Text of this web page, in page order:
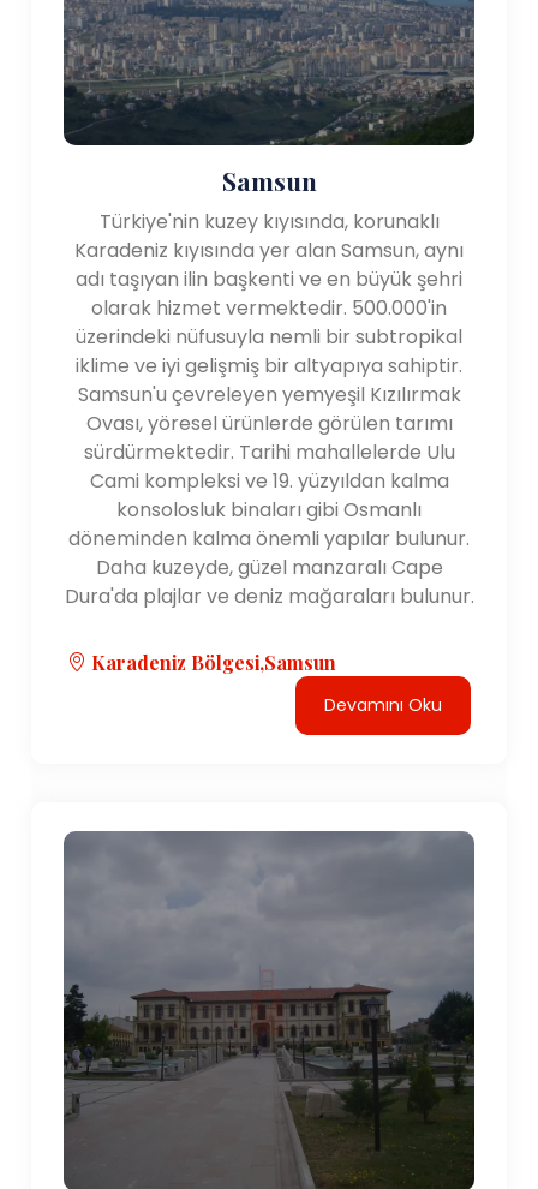
Samsun
Türkiye'nin kuzey kıyısında, korunaklı
Karadeniz kıyısında yer alan Samsun, aynı
adı taşıyan ilin başkenti ve en büyük şehri
olarak hizmet vermektedir. 500.000'in
üzerindeki nüfusuyla nemli bir subtropikal
iklime ve iyi gelişmiş bir altyapıya sahiptir.
Samsun'u çevreleyen yemyeşil Kızılırmak
Ovası, yöresel ürünlerde görülen tarımı
sürdürmektedir. Tarihi mahallelerde Ulu
Cami kompleksi ve 19. yüzyıldan kalma
konsolosluk binaları gibi Osmanlı
döneminden kalma önemli yapılar bulunur.
Daha kuzeyde, güzel manzaralı Cape
Dura'da plajlar ve deniz mağaraları bulunur.
Karadeniz Bölgesi,Samsun
Devamını Oku